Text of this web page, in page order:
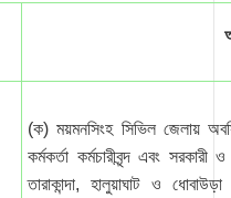
(ক) ময়মনসিংহ সিভিল জেলায়
কর্মকর্তা কর্মচারীবৃন্দ এবং
তারাকান্দা, হালুয়াঘাট ও